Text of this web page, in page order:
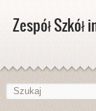
Zespół